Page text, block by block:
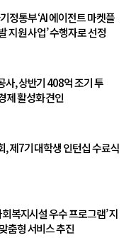
정통부 ‘AI 에이전트 마켓플
지원 사업’ 수행자로 선정
사, 상반기 408억 조기 투
활성화 견인
, 제7기 대학생 인턴십 수료식
회복지시설 우수 프로그램’ 지
춤형 서비스 추진